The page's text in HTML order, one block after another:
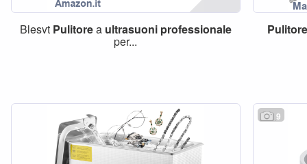
Blesvt Pulitorea ultrasuoni professionale
per...
Pulitore
9